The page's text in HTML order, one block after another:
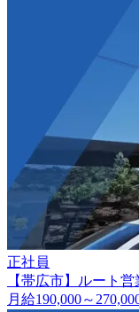
正社員
【帯広市】ルート
月給190,000～